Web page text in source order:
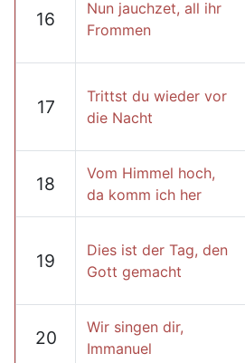
16
Nun jauchzet, all ihr
Frommen
17
Trittst du wieder vor
die Nacht
18
Vom Himmel hoch,
da komm ich her
19
Dies ist der Tag, den
Gott gemacht
20
Wir singen dir,
Immanuel